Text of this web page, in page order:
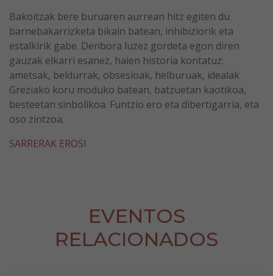
Bakoitzak bere buruaren aurrean hitz egiten du
barnebakarrizketa bikain batean, inhibiziorik eta
estalkirik gabe. Denbora luzez gordeta egon diren
gauzak elkarri esanez, haien historia kontatuz:
ametsak, beldurrak, obsesioak, helburuak, idealak
Greziako koru moduko batean, batzuetan kaotikoa,
besteetan sinbolikoa. Funtzio ero eta dibertigarria, eta
oso zintzoa.
SARRERAK EROSI
EVENTOS
RELACIONADOS